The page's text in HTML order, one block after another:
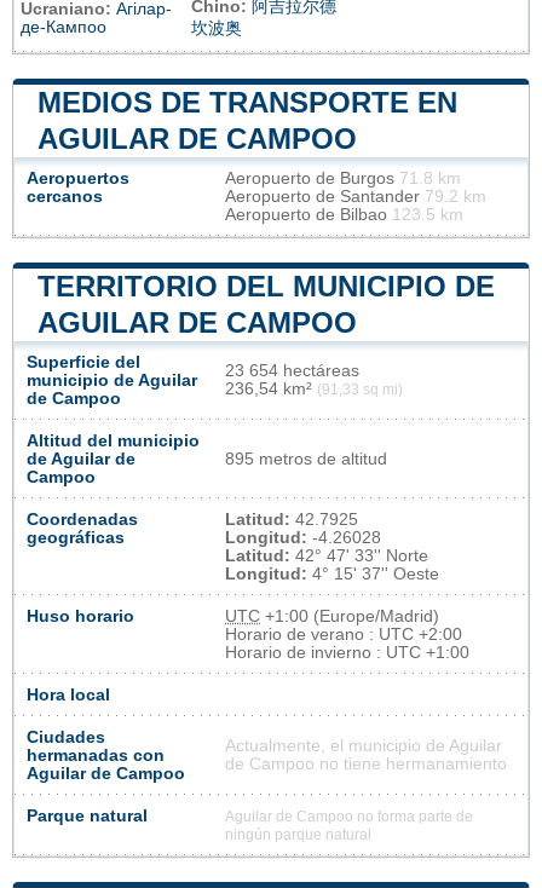
Ucraniano: Агілар-
де-Кампоо
Chino: 阿吉拉尔德
坎波奥
MEDIOS DE TRANSPORTE EN
AGUILAR DE CAMPOO
Aeropuertos
cercanos
Aeropuerto de Burgos 71.8 km
Aeropuerto de Santander 79.2 km
Aeropuerto de Bilbao 123.5 km
TERRITORIO DEL MUNICIPIO DE
AGUILAR DE CAMPOO
Superficie del
municipio de Aguilar
de Campoo
23 654 hectáreas
236,54 km² (91,33 sq mi)
Altitud del municipio
de Aguilar de
Campoo
895 metros de altitud
Coordenadas
geográficas
Latitud: 42.7925
Longitud: -4.26028
Latitud: 42° 47' 33'' Norte
Longitud: 4° 15' 37'' Oeste
Huso horario UTC +1:00 (Europe/Madrid)
Horario de verano : UTC +2:00
Horario de invierno : UTC +1:00
Hora local
Ciudades
hermanadas con
Aguilar de Campoo
Actualmente, el municipio de Aguilar
de Campoo no tiene hermanamiento
Parque natural
Aguilar de Campoo no forma parte de
ningún parque natural